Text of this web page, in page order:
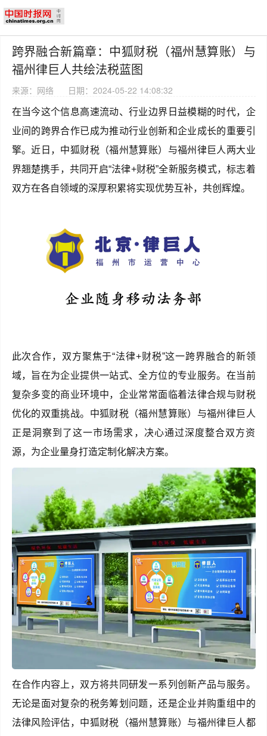
跨界融合新篇章：中狐财税（福州慧算账）与
福州律巨人共绘法税蓝图
来源：网络 日期：2024-05-22 14:08:32
在当今这个信息高速流动、行业边界日益模糊的时代，企
业间的跨界合作已成为推动行业创新和企业成长的重要引
擎。近日，中狐财税（福州慧算账）与福州律巨人两大业
界翘楚携手，共同开启“法律+财税”全新服务模式，标志着
双方在各自领域的深厚积累将实现优势互补，共创辉煌。
此次合作，双方聚焦于“法律+财税”这一跨界融合的新领
域，旨在为企业提供一站式、全方位的专业服务。在当前
复杂多变的商业环境中，企业常常面临着法律合规与财税
优化的双重挑战。中狐财税（福州慧算账）与福州律巨人
正是洞察到了这一市场需求，决心通过深度整合双方资
源，为企业量身打造定制化解决方案。
在合作内容上，双方将共同研发一系列创新产品与服务。
无论是面对复杂的税务筹划问题，还是企业并购重组中的
法律风险评估，中狐财税（福州慧算账）与福州律巨人都